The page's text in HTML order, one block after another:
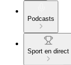
Podcasts
Sport en direct